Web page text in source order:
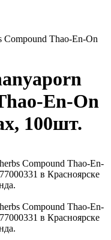
Thao-En-On
En-On
100шт.